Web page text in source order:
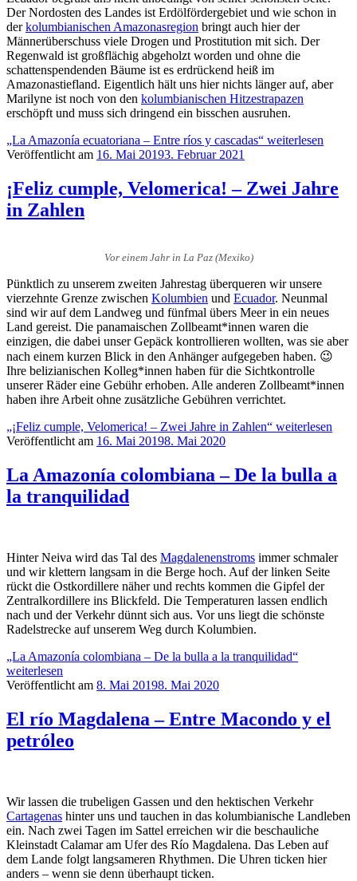
Der Nordosten des Landes ist Erdölfördergebiet und wie schon in
derkolumbianischen Amazonasregion bringt auch hier der
Männerüberschuss viele Drogen und Prostitution mit sich. Der
Regenwald ist großflächig abgeholzt worden und ohne die
schattenspendenden Bäume ist es erdrückend heiß im
Amazonastiefland. Eigentlich hält uns hier nichts länger auf, aber
Marilyne ist noch von den kolumbianischen Hitzestrapazen
erschöpft und muss sich dringend ein bisschen ausruhen.
„La Amazonía ecuatoriana – Entre ríos y cascadas“ weiterlesen
Veröffentlicht am 16. Mai 20193. Februar 2021
¡Feliz cumple, Velomerica! – Zwei Jahre
in Zahlen
Vor einem Jahr in La Paz (Mexiko)
Pünktlich zu unserem zweiten Jahrestag überqueren wir unsere
vierzehnte Grenze zwischen Kolumbien und Ecuador. Neunmal
sind wir auf dem Landweg und fünfmal übers Meer in ein neues
Land gereist. Die panamaischen Zollbeamt*innen waren die
einzigen, die dabei unser Gepäck kontrollieren wollten, was sie aber
nach einem kurzen Blick in den Anhänger aufgegeben haben. 😉
Ihre belizianischen Kolleg*innen haben für die Sichtkontrolle
unserer Räder eine Gebühr erhoben. Alle anderen Zollbeamt*innen
haben ihre Arbeit ohne zusätzliche Gebühren verrichtet.
„¡Feliz cumple, Velomerica! – Zwei Jahre in Zahlen“ weiterlesen
Veröffentlicht am 16. Mai 20198. Mai 2020
La Amazonía colombiana – De la bulla a
la tranquilidad
Hinter Neiva wird das Tal des Magdalenenstroms immer schmaler
und wir klettern langsam in die Berge hoch. Auf der linken Seite
rückt die Ostkordillere näher und rechts kommen die Gipfel der
Zentralkordillere ins Blickfeld. Die Temperaturen lassen endlich
nach und der Verkehr dünnt sich aus. Vor uns liegt die schönste
Radelstrecke auf unserem Weg durch Kolumbien.
„La Amazonía colombiana – De la bulla a la tranquilidad“
weiterlesen
Veröffentlicht am 8. Mai 20198. Mai 2020
El río Magdalena – Entre Macondo y el
petróleo
Wir lassen die trubeligen Gassen und den hektischen Verkehr
Cartagenas hinter uns und tauchen in das kolumbianische Landleben
ein. Nach zwei Tagen im Sattel erreichen wir die beschauliche
Kleinstadt Calamar am Ufer des Río Magdalena. Das Leben auf
dem Lande folgt langsameren Rhythmen. Die Uhren ticken hier
anders – wenn sie denn überhaupt ticken.